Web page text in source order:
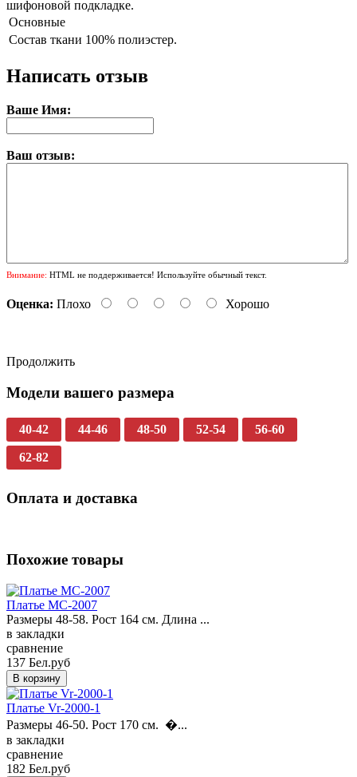
шифоновой подкладке.
Основные
Состав ткани 100% полиэстер.
Написать отзыв
Ваше Имя:
Ваш отзыв:
Внимание: HTML не поддерживается! Используйте обычный текст.
Оценка: Плохо Хорошо
Продолжить
Модели вашего размера
40-42 44-46 48-50 52-54 56-60
62-82
Оплата и доставка
Похожие товары
Платье MC-2007
Размеры 48-58. Рост 164 см. Длина ...
в закладки
сравнение
137 Бел.руб
Платье Vr-2000-1
Размеры 46-50. Рост 170 см. �...
в закладки
сравнение
182 Бел.руб